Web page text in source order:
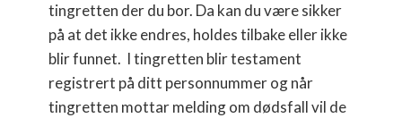
tingretten der du bor. Da kan du være sikker
på at det ikke endres, holdes tilbake eller ikke
blir funnet. I tingretten blir testament
registrert på ditt personnummer og når
tingretten mottar melding om dødsfall vil de